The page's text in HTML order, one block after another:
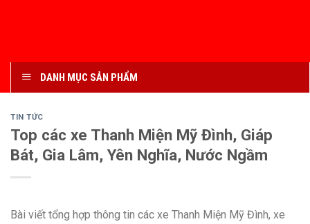
DANH MỤC SẢN PHẨM
TIN TỨC
Top các xe Thanh Miện Mỹ Đình, Giáp
Bát, Gia Lâm, Yên Nghĩa, Nước Ngầm
Bài viết tổng hợp thông tin các xe Thanh Miện Mỹ Đình, xe